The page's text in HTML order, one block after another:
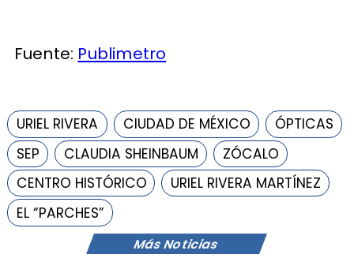
Más Noticias
Fuente: Publimetro
URIEL RIVERA CIUDAD DE MÉXICO
ÓPTICAS
SEP
CLAUDIA SHEINBAUM
ZÓCALO
CENTRO HISTÓRICO
URIEL RIVERA MARTÍNEZ
EL “PARCHES”